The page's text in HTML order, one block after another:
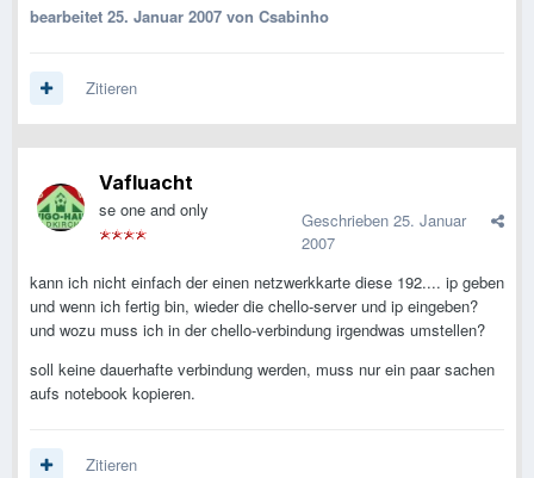
bearbeitet 25. Januar 2007 von Csabinho
Zitieren
Vafluacht
se one and only Geschrieben 25. Januar
2007
kann ich nicht einfach der einen netzwerkkarte diese 192.... ip geben
und wenn ich fertig bin, wieder die chello-server und ip eingeben?
und wozu muss ich in der chello-verbindung irgendwas umstellen?
soll keine dauerhafte verbindung werden, muss nur ein paar sachen
aufs notebook kopieren.
Zitieren